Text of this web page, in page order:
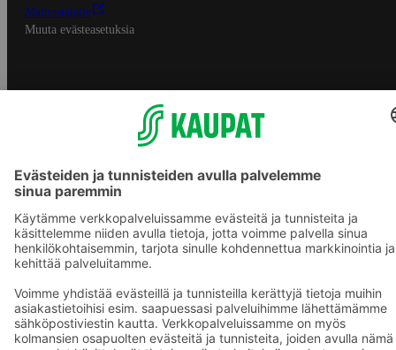
Mainostajalle
Muuta evästeasetuksia
S-ryhmän palvelut
Asiakasomistajuus
Yhteishyvä Ruoka -sovellus
Prisma.fi
Sokos.fi
S-Pankki
Sokos Hotels
Raflaamo